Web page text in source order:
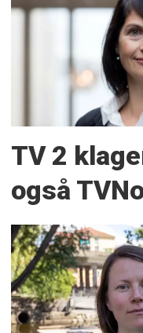
TV 2
også